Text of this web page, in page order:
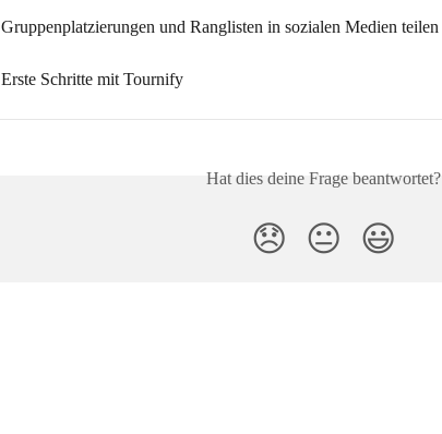
Gruppenplatzierungen und Ranglisten in sozialen Medien teilen
Erste Schritte mit Tournify
Hat dies deine Frage beantwortet?
😞 😐 😃